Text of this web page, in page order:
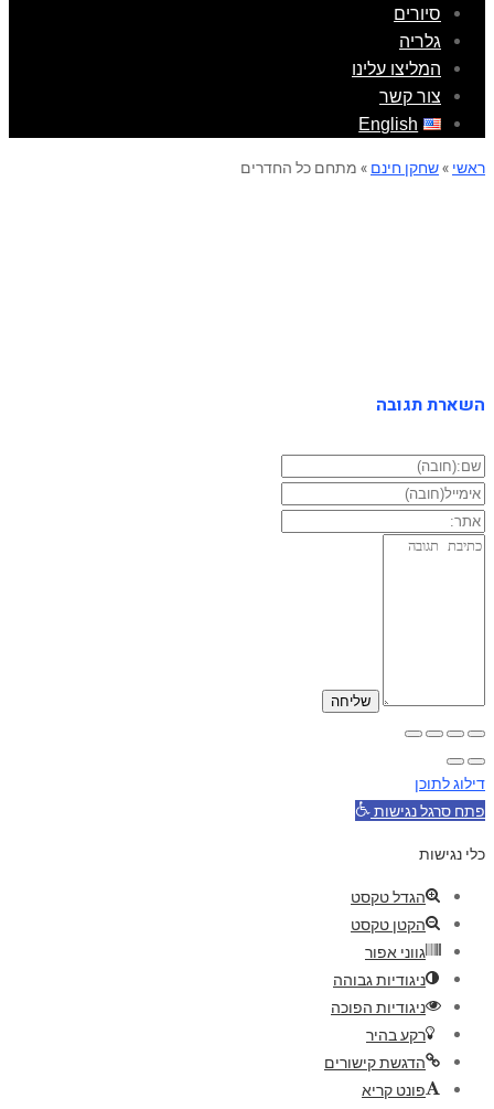
סיורים
גלריה
המליצו עלינו
צור קשר
English
ראשי »שחקן חינם » מתחם כל החדרים
השארת תגובה
דילוג לתוכן
פתח סרגל נגישות
כלי נגישות
הגדל טקסט
הקטן טקסט
גווני אפור
ניגודיות גבוהה
ניגודיות הפוכה
רקע בהיר
הדגשת קישורים
פונט קריא